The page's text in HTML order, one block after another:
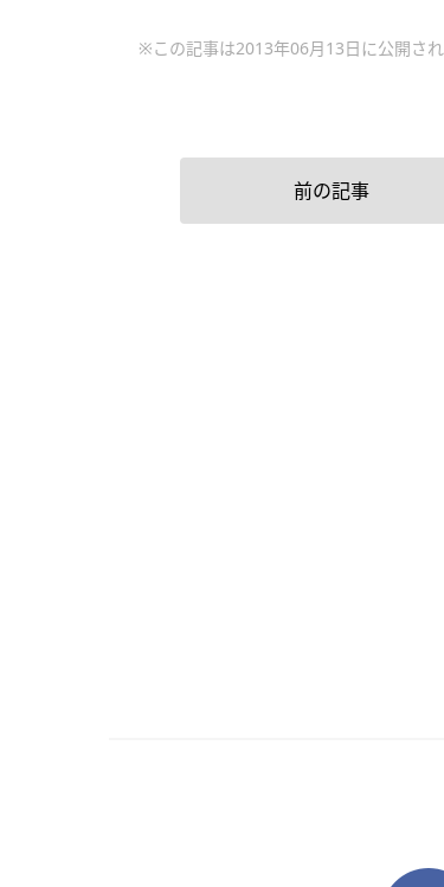
※この記事は2013年06月13日に公開さ
前の記事